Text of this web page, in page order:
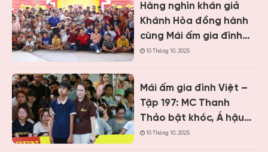
Hàng nghìn khán giả
Khánh Hòa đồng hành
cùng Mái ấm gia đình
Việt, trao hơn 9 tỷ
10 Tháng 10, 2025
Mái ấm gia đình Việt –
Tập 197: MC Thanh
Thảo bật khóc, Á hậu
Vân Nhi và ca sĩ Nguyễn
10 Tháng 10, 2025